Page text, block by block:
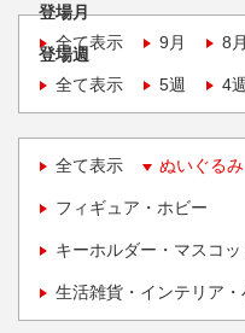
登場月
全て表示
9月 8月
登場週
全て表示
5週 4週
全て表示 ぬいぐる
フィギュア・ホビー
キーホルダー・マスコ
生活雑貨・インテリア・